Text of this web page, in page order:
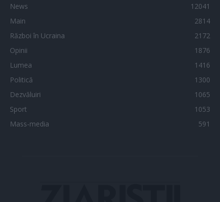
News
12041
Main
2814
Război în Ucraina
2172
Opinii
1876
Lumea
1416
Politică
1300
Dezvăluiri
1065
Sport
1053
Mass-media
591